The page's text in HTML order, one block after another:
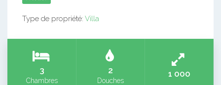
Type de propriété: Villa
3
Chambres
2
Douches
1 000